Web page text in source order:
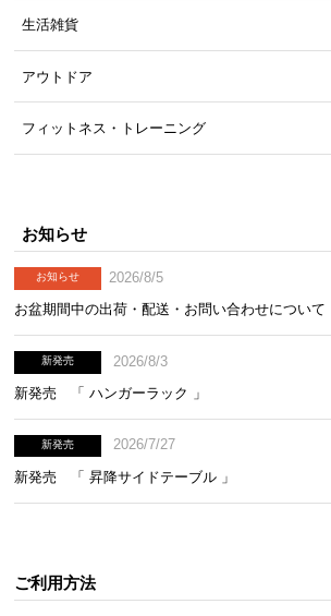
生活雑貨
アウトドア
フィットネス・トレーニング
お知らせ
お知らせ
2026/8/5
お盆期間中の出荷・配送・お問い合わせについて
新発売
2026/8/3
新発売 「 ハンガーラック 」
新発売
2026/7/27
新発売 「 昇降サイドテーブル 」
ご利用方法